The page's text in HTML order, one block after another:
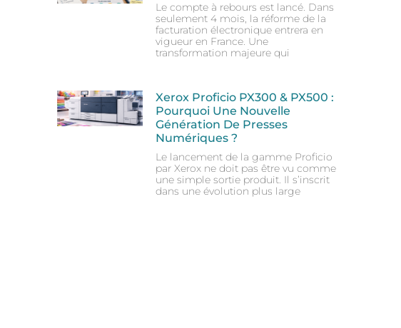
Le compte à rebours est lancé. Dans
seulement 4 mois, la réforme de la
facturation électronique entrera en
vigueur en France. Une
transformation majeure qui
Xerox Proficio PX300 & PX500 :
Pourquoi Une Nouvelle
Génération De Presses
Numériques ?
Le lancement de la gamme Proficio
par Xerox ne doit pas être vu comme
une simple sortie produit. Il s’inscrit
dans une évolution plus large